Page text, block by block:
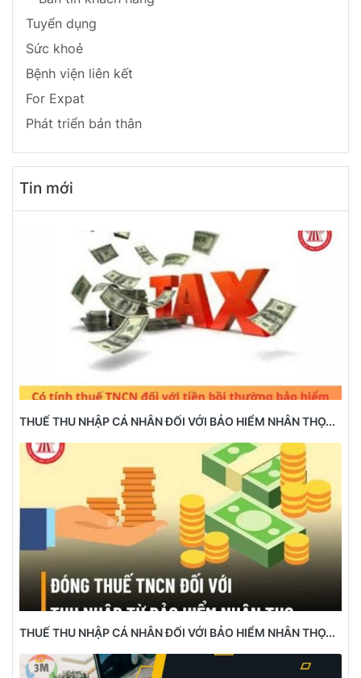
Tuyển dụng
Sức khoẻ
Bệnh viện liên kết
For Expat
Phát triển bản thân
Tin mới
THUẾ THU NHẬP CÁ NHÂN ĐỐI VỚI BẢO HIỂM NHÂN THỌ...
THUẾ THU NHẬP CÁ NHÂN ĐỐI VỚI BẢO HIỂM NHÂN THỌ...